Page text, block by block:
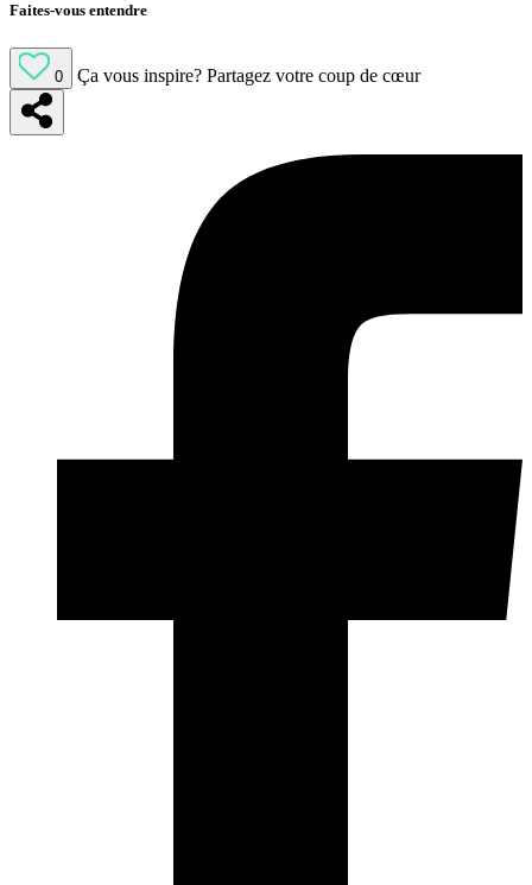
Faites-vous entendre
0 Ça vous inspire? Partagez votre coup de cœur